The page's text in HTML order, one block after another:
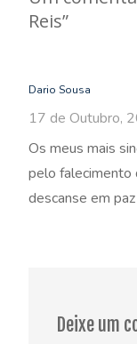
Reis”
Dario Sousa
17 de Outubro,
Os meus mais
pelo falecimento
descanse em
Deixe um